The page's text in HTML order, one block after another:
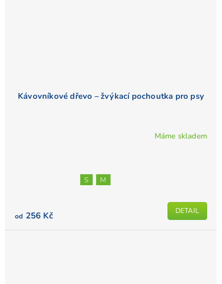
Kávovníkové dřevo – žvýkací pochoutka pro psy
Máme skladem
od 256 Kč DETAIL
S M